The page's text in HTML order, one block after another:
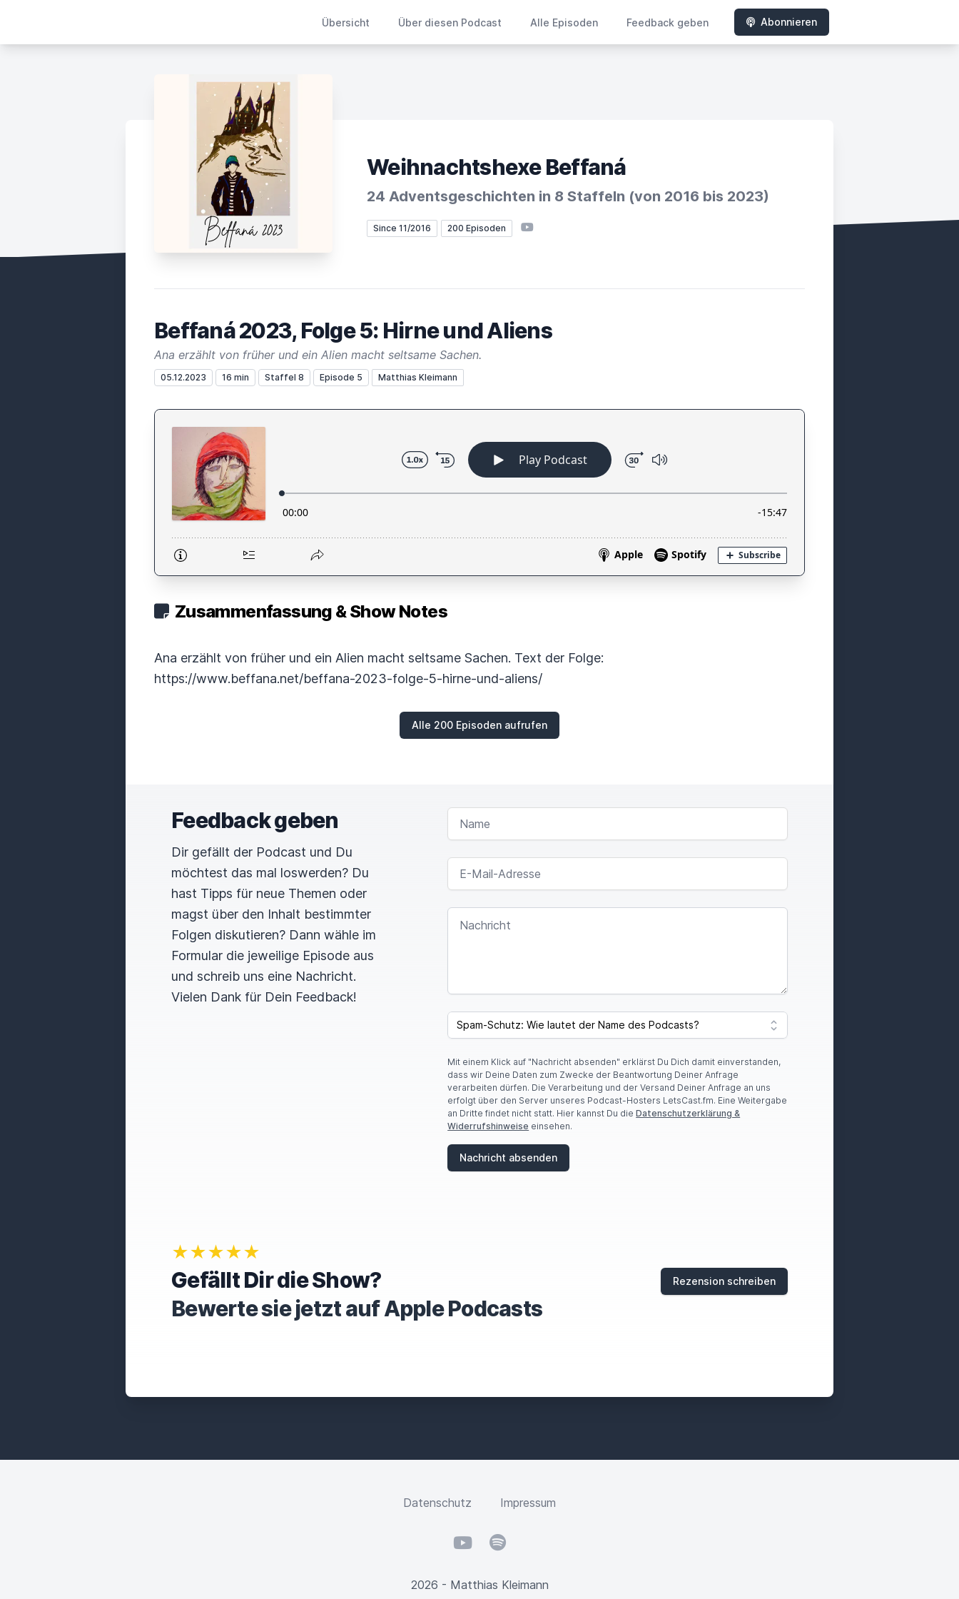
Übersicht Über diesen Podcast Alle Episoden Feedback geben Abonnieren
Weihnachtshexe Beffaná
24 Adventsgeschichten in 8 Staffeln (von 2016 bis 2023)
Since 11/2016 200 Episoden YouTube
Beffaná 2023, Folge 5: Hirne und Aliens
Ana erzählt von früher und ein Alien macht seltsame Sachen.
05.12.2023 16 min Staffel 8 Episode 5 Matthias Kleimann
Zusammenfassung & Show Notes
Ana erzählt von früher und ein Alien macht seltsame Sachen. Text der Folge:
https://www.beffana.net/beffana-2023-folge-5-hirne-und-aliens/
Alle 200 Episoden aufrufen
Feedback geben
Dir gefällt der Podcast und Du
möchtest das mal loswerden? Du
hast Tipps für neue Themen oder
magst über den Inhalt bestimmter
Folgen diskutieren? Dann wähle im
Formular die jeweilige Episode aus
und schreib uns eine Nachricht.
Vielen Dank für Dein Feedback!
NAME
E-MAIL-ADRESSE
NACHRICHT
F
O
A
R
E
A
H
U
M
N
S
SPAM CAPTCHA
Mit einem Klick auf "Nachricht absenden" erklärst Du Dich damit einverstanden,
dass wir Deine Daten zum Zwecke der Beantwortung Deiner Anfrage
verarbeiten dürfen. Die Verarbeitung und der Versand Deiner Anfrage an uns
erfolgt über den Server unseres Podcast-Hosters LetsCast.fm. Eine Weitergabe
an Dritte findet nicht statt. Hier kannst Du dieDatenschutzerklärung &
Widerrufshinweise einsehen.
Nachricht absenden
★★★★★
Gefällt Dir die Show?
Bewerte sie jetzt auf Apple Podcasts
Rezension schreiben
Datenschutz Impressum
YouTubeSpotify
2026 - Matthias Kleimann